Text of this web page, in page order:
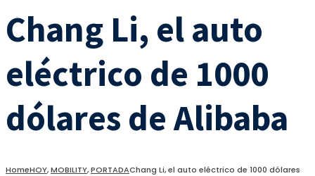
Chang Li, el auto
eléctrico de 1000
dólares de Alibaba
HomeHOY,MOBILITY,PORTADAChang Li, el auto eléctrico de 1000 dólares